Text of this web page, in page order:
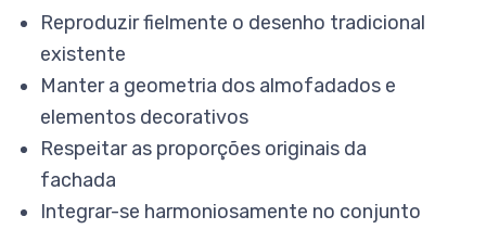
Reproduzir fielmente o desenho tradicional
existente
Manter a geometria dos almofadados e
elementos decorativos
Respeitar as proporções originais da
fachada
Integrar-se harmoniosamente no conjunto